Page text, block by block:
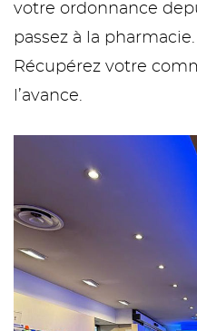
votre ordonnance
passez à la pharmacie.
Récupérez votre
l’avance.